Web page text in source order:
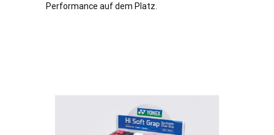
Performance auf dem Platz.